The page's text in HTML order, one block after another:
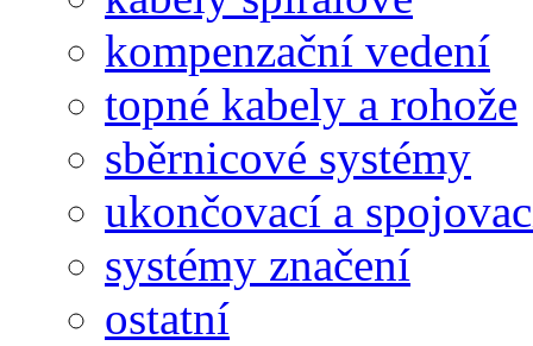
kompenzační vedení
topné kabely a rohože
sběrnicové systémy
ukončovací a
systémy značení
ostatní